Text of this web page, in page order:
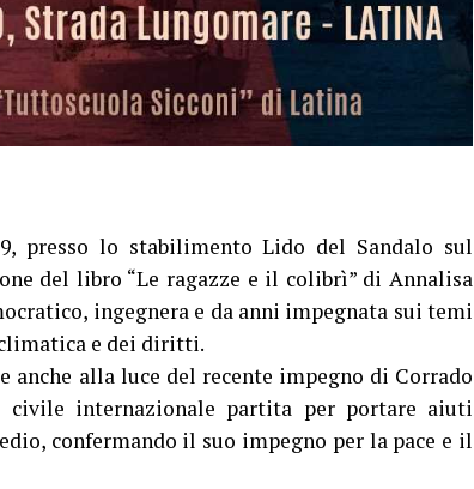
presso lo stabilimento Lido del Sandalo sul
del libro “Le ragazze e il colibrì” di Annalisa
ingegnera e da anni impegnata sui temi
e dei diritti.
anche alla luce del recente impegno di Corrado
internazionale partita per portare aiuti
confermando il suo impegno per la pace e il